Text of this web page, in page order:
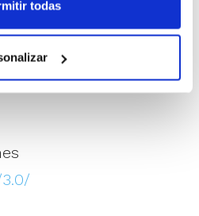
todas
toma de decisiones,
feedback constante en
para avanzar